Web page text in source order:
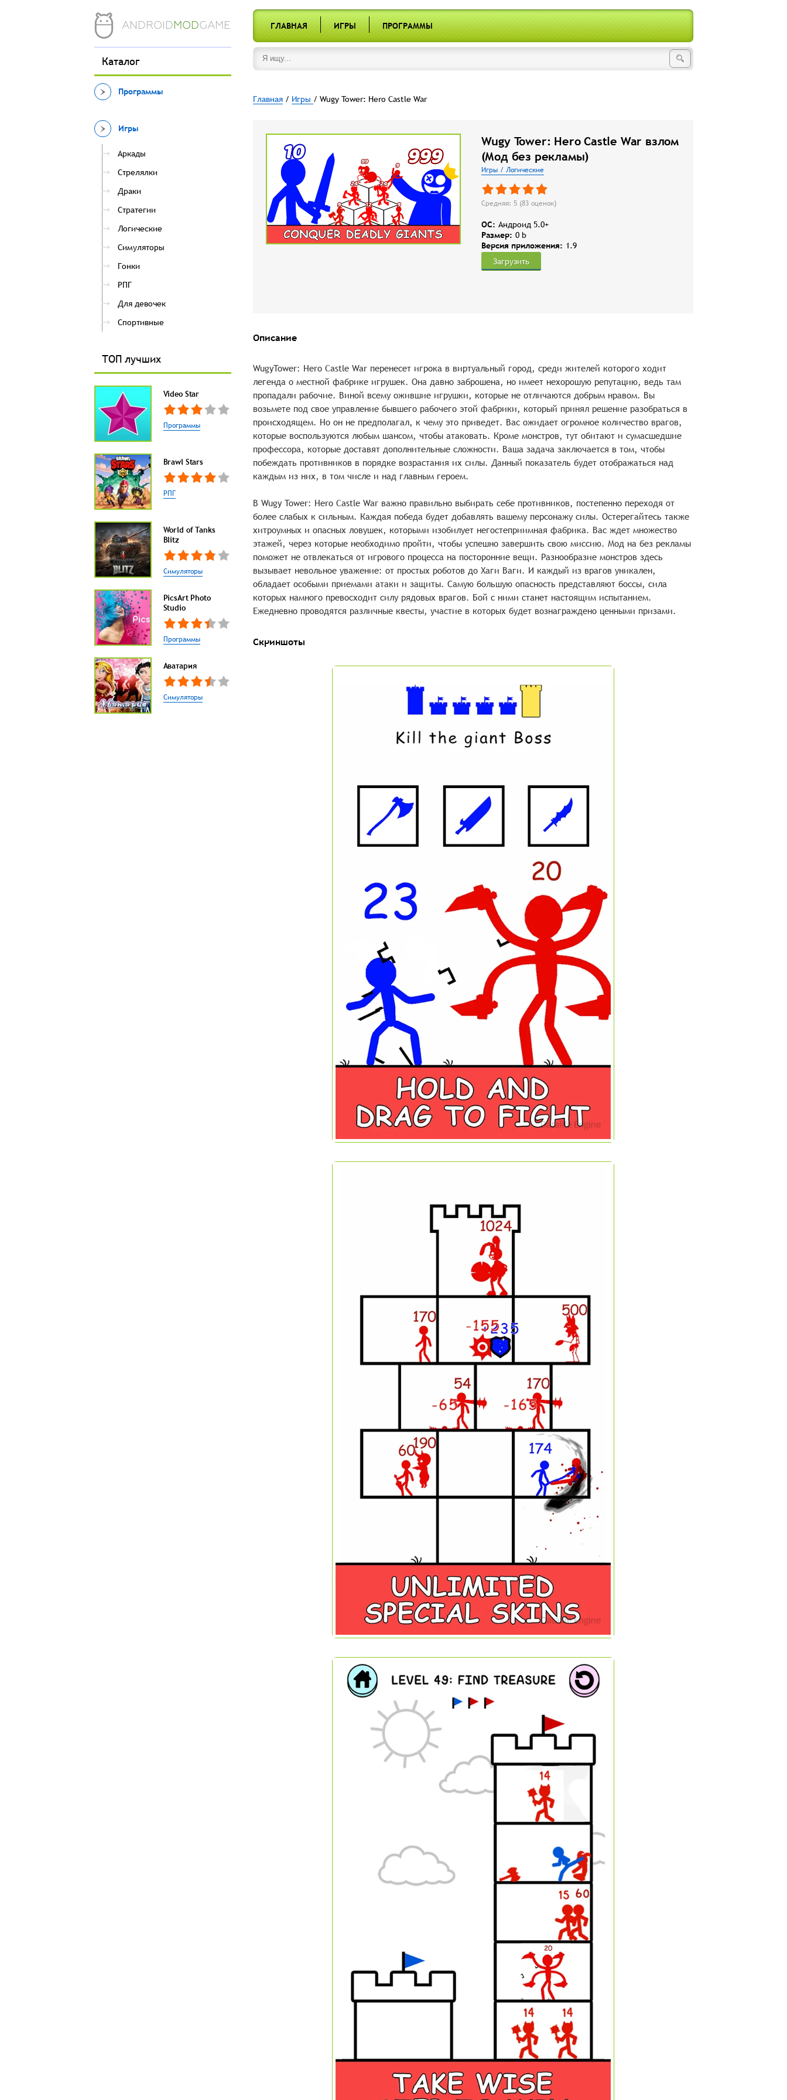
ANDROIDMODGAME ГЛАВНАЯ ИГРЫ ПРОГРАММЫ
Каталог
Программы
Игры
Аркады
Стрелялки
Драки
Стратегии
Логические
Симуляторы
Гонки
РПГ
Для девочек
Спортивные
ТОП лучших
Video Star
Программы
Brawl Stars
РПГ
World of Tanks
Blitz
Симуляторы
PicsArt Photo
Studio
Программы
Аватария
Симуляторы
Главная/ Игры / Wugy Tower: Hero Castle War
Wugy Tower: Hero Castle War взлом
(Мод без рекламы)
Игры / Логические
Средняя: 5 (83оценок)
OC: Андроид 5.0+
Размер: 0 b
Версия приложения: 1.9
Загрузить
Описание
WugyTower: Hero Castle War перенесет игрока в виртуальный город, среди жителей которого ходит
легенда о местной фабрике игрушек. Она давно заброшена, но имеет нехорошую репутацию, ведь там
пропадали рабочие. Виной всему ожившие игрушки, которые не отличаются добрым нравом. Вы
возьмете под свое управление бывшего рабочего этой фабрики, который принял решение разобраться в
происходящем. Но он не предполагал, к чему это приведет. Вас ожидает огромное количество врагов,
которые воспользуются любым шансом, чтобы атаковать. Кроме монстров, тут обитают и сумасшедшие
профессора, которые доставят дополнительные сложности. Ваша задача заключается в том, чтобы
побеждать противников в порядке возрастания их силы. Данный показатель будет отображаться над
каждым из них, в том числе и над главным героем.
В Wugy Tower: Hero Castle War важно правильно выбирать себе противников, постепенно переходя от
более слабых к сильным. Каждая победа будет добавлять вашему персонажу силы. Остерегайтесь также
хитроумных и опасных ловушек, которыми изобилует негостеприимная фабрика. Вас ждет множество
этажей, через которые необходимо пройти, чтобы успешно завершить свою миссию. Мод на без рекламы
поможет не отвлекаться от игрового процесса на посторонние вещи. Разнообразие монстров здесь
вызывает невольное уважение: от простых роботов до Хаги Ваги. И каждый из врагов уникален,
обладает особыми приемами атаки и защиты. Самую большую опасность представляют боссы, сила
которых намного превосходит силу рядовых врагов. Бой с ними станет настоящим испытанием.
Ежедневно проводятся различные квесты, участие в которых будет вознаграждено ценными призами.
Скриншоты